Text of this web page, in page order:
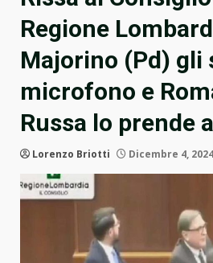
Regione
Majorino (Pd) gli
microfono e
Russa lo prende
Lorenzo Briotti Dicembre 4, 2024